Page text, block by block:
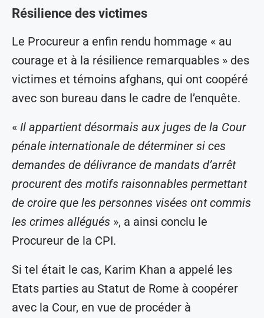
Résilience des victimes
Le Procureur a enfin rendu hommage « au
courage et à la résilience remarquables » des
victimes et témoins afghans, qui ont coopéré
avec son bureau dans le cadre de l’enquête.
« Il appartient désormais aux juges de la Cour
pénale internationale de déterminer si ces
demandes de délivrance de mandats d’arrêt
procurent des motifs raisonnables permettant
de croire que les personnes visées ont commis
les crimes allégués », a ainsi conclu le
Procureur de la CPI.
Si tel était le cas, Karim Khan a appelé les
Etats parties au Statut de Rome à coopérer
avec la Cour, en vue de procéder à